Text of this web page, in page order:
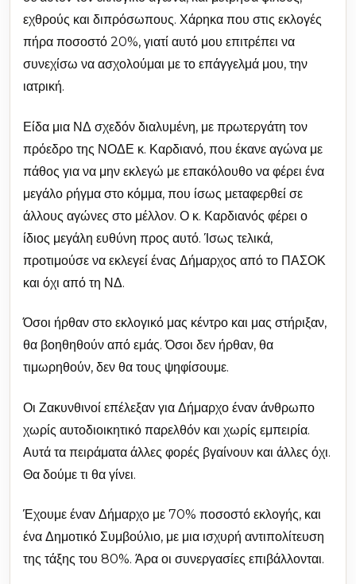
εχθρούς και διπρόσωπους. Χάρηκα που στις εκλογές
πήρα ποσοστό 20%, γιατί αυτό μου επιτρέπει να
συνεχίσω να ασχολούμαι με το επάγγελμά μου, την
ιατρική.
Είδα μια ΝΔ σχεδόν διαλυμένη, με πρωτεργάτη τον
πρόεδρο της ΝΟΔΕ κ. Καρδιανό, που έκανε αγώνα με
πάθος για να μην εκλεγώ με επακόλουθο να φέρει ένα
μεγάλο ρήγμα στο κόμμα, που ίσως μεταφερθεί σε
άλλους αγώνες στο μέλλον. Ο κ. Καρδιανός φέρει ο
ίδιος μεγάλη ευθύνη προς αυτό. Ίσως τελικά,
προτιμούσε να εκλεγεί ένας Δήμαρχος από το ΠΑΣΟΚ
και όχι από τη ΝΔ.
Όσοι ήρθαν στο εκλογικό μας κέντρο και μας στήριξαν,
θα βοηθηθούν από εμάς. Όσοι δεν ήρθαν, θα
τιμωρηθούν, δεν θα τους ψηφίσουμε.
Οι Ζακυνθινοί επέλεξαν για Δήμαρχο έναν άνθρωπο
χωρίς αυτοδιοικητικό παρελθόν και χωρίς εμπειρία.
Αυτά τα πειράματα άλλες φορές βγαίνουν και άλλες όχι.
Θα δούμε τι θα γίνει.
Έχουμε έναν Δήμαρχο με 70% ποσοστό εκλογής, και
ένα Δημοτικό Συμβούλιο, με μια ισχυρή αντιπολίτευση
της τάξης του 80%. Άρα οι συνεργασίες επιβάλλονται.